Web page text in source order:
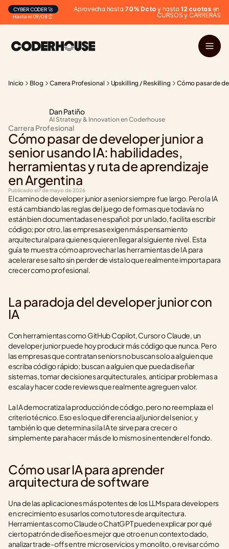
Hasta el 09/08 ⏰
CYBER CODER 🚀 Aprovecha hasta 70% Dcto y hasta 12 cuotas en
CURSOS y CARRERAS
Inicio Blog Carrera Profesional Upskilling / Reskilling Cómo pasar de
Dan Patiño
AI Strategy & Innovation en Coderhouse
Carrera Profesional
Cómo pasar de developer junior a
senior usando IA: habilidades,
herramientas y ruta de aprendizaje
en Argentina
Publicado el7 de mayo de 2026
El camino de developer junior a senior siempre fue largo. Pero la IA
está cambiando las reglas del juego de formas que todavía no
están bien documentadas en español: por un lado, facilita escribir
código; por otro, las empresas exigen más pensamiento
arquitectural para quienes quieren llegar al siguiente nivel. Esta
guía te muestra cómo aprovechar las herramientas de IA para
acelerar ese salto sin perder de vista lo que realmente importa para
crecer como profesional.
La paradoja del developer junior con
IA
Con herramientas como GitHub Copilot, Cursor o Claude, un
developer junior puede hoy producir más código que nunca. Pero
las empresas que contratan seniors no buscan solo a alguien que
escriba código rápido; buscan a alguien que pueda diseñar
sistemas, tomar decisiones arquitecturales, anticipar problemas a
escala y hacer code reviews que realmente agreguen valor.
La IA democratiza la producción de código, pero no reemplaza el
criterio técnico. Eso es lo que diferencia al junior del senior, y
también lo que determina si la IA te sirve para crecer o
simplemente para hacer más de lo mismo sin entender el fondo.
Cómo usar IA para aprender
arquitectura de software
Una de las aplicaciones más potentes de los LLMs para developers
en crecimiento es usarlos como tutores de arquitectura.
Herramientas como Claude o ChatGPT pueden explicar por qué
cierto patrón de diseño es mejor que otro en un contexto dado,
analizar trade-offs entre microservicios y monolito, o revisar cómo